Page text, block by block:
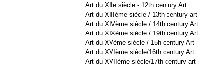
Art du XIIe siècle - 12th century Art
Art du XIIIème siècle / 13th century art
Art du XIVème siècle / 14th century Art
Art du XIXème siècle / 19th century Art
Art du XVème siècle / 15h century Art
Art du XVIème siècle/16th century Art
Art du XVIIème siècle/17th century art